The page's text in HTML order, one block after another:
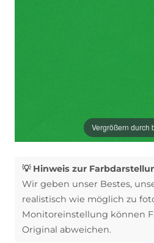
Vergrößern durch
💡 Hinweis zur
Wir geben unser Bestes,
realistisch wie möglich zu
Monitoreinstellung können
Original abweichen.